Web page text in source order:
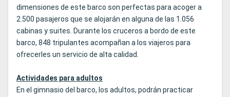
dimensiones de este barco son perfectas para acoger a
2.500 pasajeros que se alojarán en alguna de las 1.056
cabinas y suites. Durante los cruceros a bordo de este
barco, 848 tripulantes acompañan a los viajeros para
ofrecerles un servicio de alta calidad.
Actividades para adultos
En el gimnasio del barco, los adultos, podrán practicar